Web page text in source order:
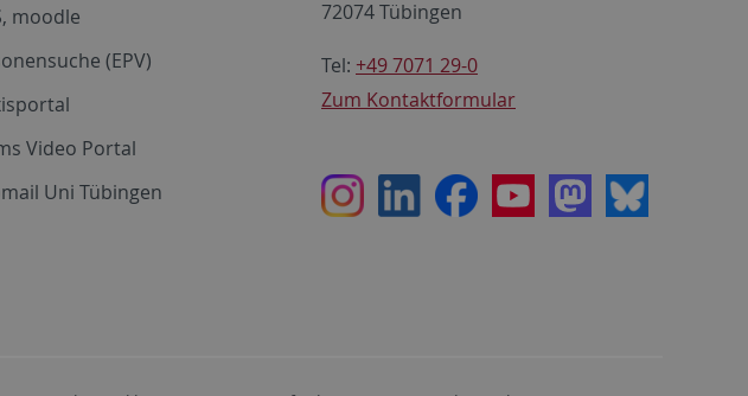
moodle
(EPV)
Video Portal
Uni Tübingen
72074 Tübingen
Tel: +49 7071 29-0
Zum Kontaktformular
InstagramLinkedInFacebookYoutubeMastodon
Bluesky